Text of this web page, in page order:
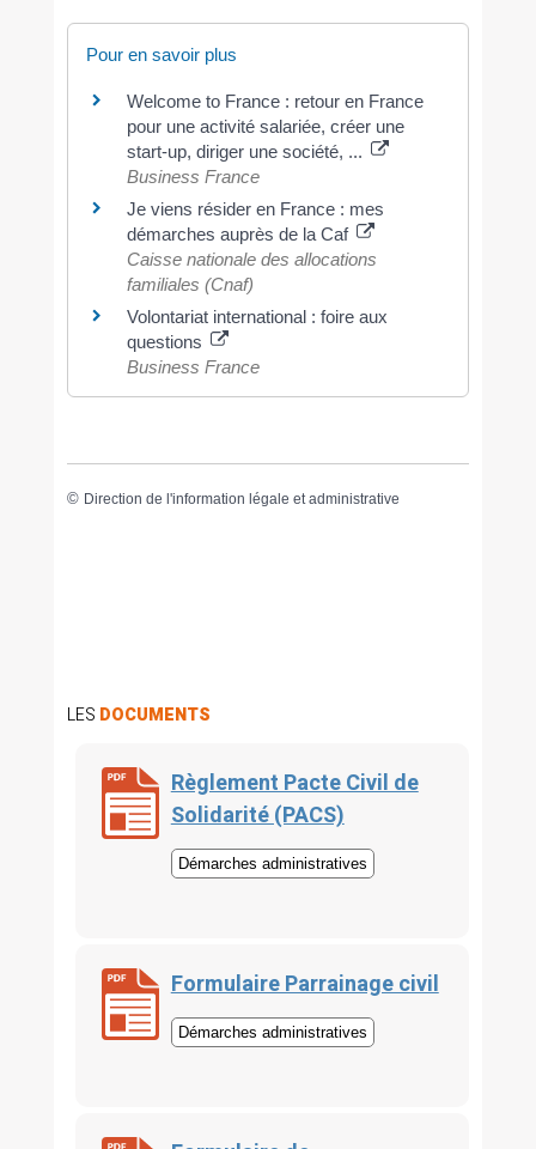
Pour en savoir plus
Welcome to France : retour en France
pour une activité salariée, créer une
start-up, diriger une société, ...
Business France
Je viens résider en France : mes
démarches auprès de la Caf
Caisse nationale des allocations
familiales (Cnaf)
Volontariat international : foire aux
questions
Business France
© Direction de l'information légale et administrative
LES DOCUMENTS
Règlement Pacte Civil de
Solidarité (PACS)
Démarches administratives
Formulaire Parrainage civil
Démarches administratives